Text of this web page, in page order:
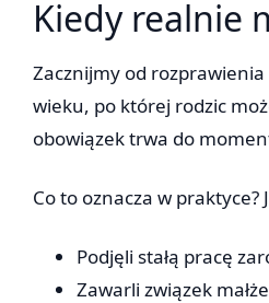
Kiedy realnie
Zacznijmy od
wieku, po której rodzic
obowiązek trwa do
Co to oznacza w praktyce?
Podjęli stałą pracę
Zawarli związek